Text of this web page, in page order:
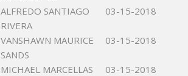
ALFREDO SANTIAGO
RIVERA
03-15-2018
VANSHAWN MAURICE
SANDS
03-15-2018
MICHAEL MARCELLAS
03-15-2018